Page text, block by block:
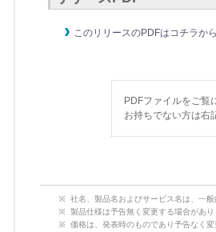
このリリースのPDFはコチラか
PDFファイルをご覧
お持ちでない方は右
社名、製品名およびサービス名は、一
製品仕様は予告無く変更する場合があ
価格は、発表時のものであり予告なく